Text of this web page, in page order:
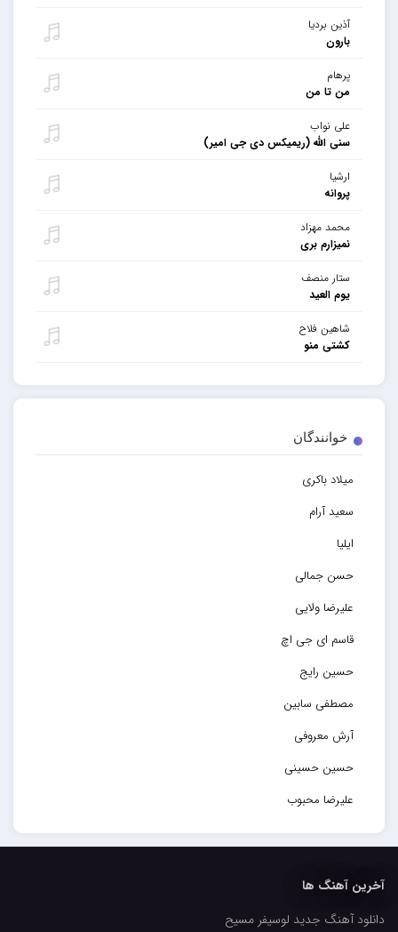
آذین بردیا
بارون
پرهام
من تا من
علی نواب
سنی الله (ریمیکس دی جی امیر)
ارشیا
پروانه
محمد مهزاد
نمیزارم بری
ستار منصف
یوم العید
شاهین فلاح
کشتی منو
خوانندگان
میلاد باکری
سعید آرام
ایلیا
حسن جمالی
علیرضا ولایی
قاسم ای جی اچ
حسین رایج
مصطفی سابین
آرش معروفی
حسین حسینی
علیرضا محبوب
حسین حصارکی
کاپیتان
مجید رضوی
آخرین آهنگ ها
دانلود آهنگ جدید لوسیفر مسیح